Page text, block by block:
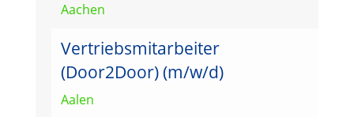
Aachen
Vertriebsmitarbeiter
(Door2Door) (m/w/d)
Aalen